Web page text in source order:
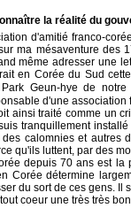
la réalité du
d'amitié franco-
ma mésaventure des
même adresser une
en Corée du Sud
Geun-hye de
d'une
ainsi traité comme un
tranquillement
calomnies et autres
qu'ils luttent, par des
depuis 70 ans est la
Corée détermine
du sort de ces gens. Il
coeur une très très